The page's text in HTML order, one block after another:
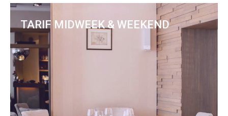
TARIF MIDWEEK & WEEKEND